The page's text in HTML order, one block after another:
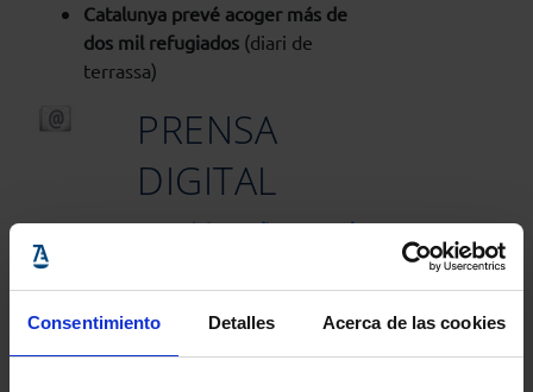
Consentimiento Detalles Acerca de las cookies
Catalunya prevé acoger más de
dos mil refugiados (diari de
terrassa)
PRENSA
DIGITAL
37 casas cordobesas (hasta ayer)
(cordopolis.es)
Los abogados madrileños urgen